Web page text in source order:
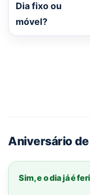
Dia fixo ou
móvel?
Aniversário
Sim, e o dia já é